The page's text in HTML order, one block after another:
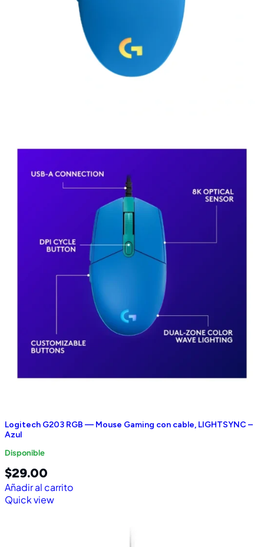
Logitech G203 RGB — Mouse Gaming con cable, LIGHTSYNC –
Azul
Disponible
$29.00
Añadir al carrito
Quick view